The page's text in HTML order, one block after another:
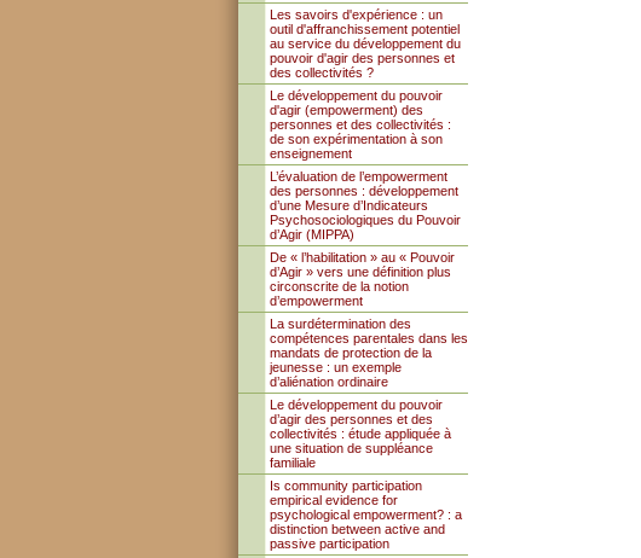
Les savoirs d'expérience : un
outil d'affranchissement potentiel
au service du développement du
pouvoir d'agir des personnes et
des collectivités ?
Le développement du pouvoir
d'agir (empowerment) des
personnes et des collectivités :
de son expérimentation à son
enseignement
L’évaluation de l’empowerment
des personnes : développement
d’une Mesure d’Indicateurs
Psychosociologiques du Pouvoir
d’Agir (MIPPA)
De « l’habilitation » au « Pouvoir
d’Agir » vers une définition plus
circonscrite de la notion
d’empowerment
La surdétermination des
compétences parentales dans les
mandats de protection de la
jeunesse : un exemple
d’aliénation ordinaire
Le développement du pouvoir
d’agir des personnes et des
collectivités : étude appliquée à
une situation de suppléance
familiale
Is community participation
empirical evidence for
psychological empowerment? : a
distinction between active and
passive participation